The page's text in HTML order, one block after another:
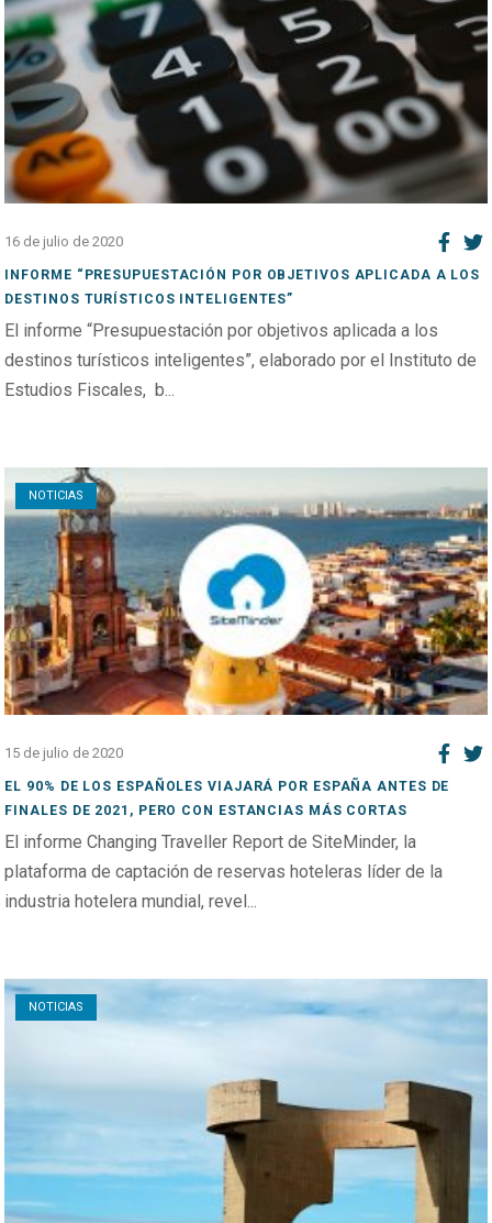
16 de julio de 2020
INFORME “PRESUPUESTACIÓN POR OBJETIVOS APLICADA A LOS
DESTINOS TURÍSTICOS INTELIGENTES”
El informe “Presupuestación por objetivos aplicada a los
destinos turísticos inteligentes”, elaborado por el Instituto de
Estudios Fiscales, b...
NOTICIAS
Open post
15 de julio de 2020
EL 90% DE LOS ESPAÑOLES VIAJARÁ POR ESPAÑA ANTES DE
FINALES DE 2021, PERO CON ESTANCIAS MÁS CORTAS
El informe Changing Traveller Report de SiteMinder, la
plataforma de captación de reservas hoteleras líder de la
industria hotelera mundial, revel...
NOTICIAS
Open post